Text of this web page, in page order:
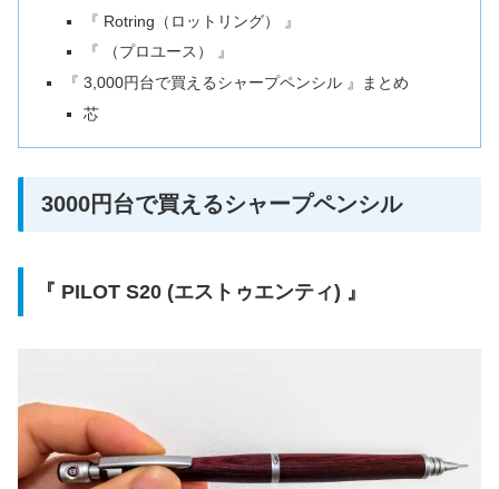
『 Rotring（ロットリング） 』
『 （プロユース） 』
『 3,000円台で買えるシャープペンシル 』まとめ
芯
3000円台で買えるシャープペンシル
『 PILOT S20 (エストゥエンティ) 』